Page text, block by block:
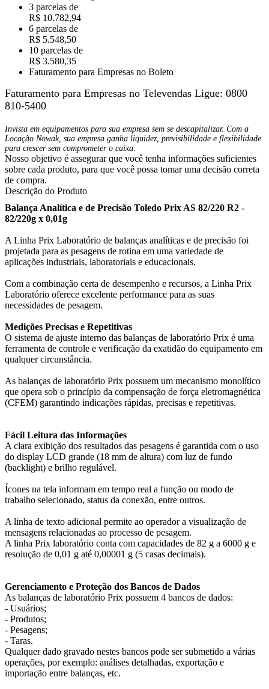
3 parcelas de
R$ 10.782,94
6 parcelas de
R$ 5.548,50
10 parcelas de
R$ 3.580,35
Faturamento para Empresas no Boleto
Faturamento para Empresas no Televendas Ligue: 0800
810-5400
Invista em equipamentos para sua empresa sem se descapitalizar. Com a
Locação Nowak, sua empresa ganha liquidez, previsibilidade e flexibilidade
para crescer sem comprometer o caixa.
Nosso objetivo é assegurar que você tenha informações suficientes
sobre cada produto, para que você possa tomar uma decisão correta
de compra.
Descrição do Produto
Balança Analítica e de Precisão Toledo Prix AS 82/220 R2 -
82/220g x 0,01g
A Linha Prix Laboratório de balanças analíticas e de precisão foi
projetada para as pesagens de rotina em uma variedade de
aplicações industriais, laboratoriais e educacionais.
Com a combinação certa de desempenho e recursos, a Linha Prix
Laboratório oferece excelente performance para as suas
necessidades de pesagem.
Medições Precisas e Repetitivas
O sistema de ajuste interno das balanças de laboratório Prix é uma
ferramenta de controle e verificação da exatidão do equipamento em
qualquer circunstância.
As balanças de laboratório Prix possuem um mecanismo monolítico
que opera sob o princípio da compensação de força eletromagnética
(CFEM) garantindo indicações rápidas, precisas e repetitivas.
Fácil Leitura das Informações
A clara exibição dos resultados das pesagens é garantida com o uso
do display LCD grande (18 mm de altura) com luz de fundo
(backlight) e brilho regulável.
Ícones na tela informam em tempo real a função ou modo de
trabalho selecionado, status da conexão, entre outros.
A linha de texto adicional permite ao operador a visualização de
mensagens relacionadas ao processo de pesagem.
A linha Prix laboratório conta com capacidades de 82 g a 6000 g e
resolução de 0,01 g até 0,00001 g (5 casas decimais).
Gerenciamento e Proteção dos Bancos de Dados
As balanças de laboratório Prix possuem 4 bancos de dados:
- Usuários;
- Produtos;
- Pesagens;
- Taras.
Qualquer dado gravado nestes bancos pode ser submetido a várias
operações, por exemplo: análises detalhadas, exportação e
importação entre balanças, etc.